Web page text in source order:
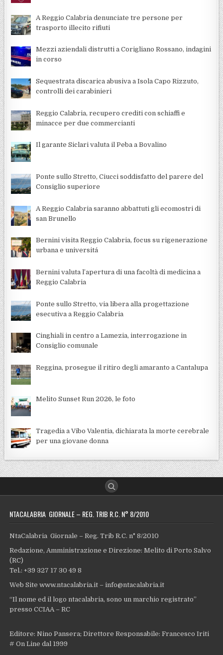
A Reggio Calabria denunciate tre persone per
trasporto illecito rifiuti
Mezzi aziendali distrutti a Corigliano Rossano, indagini
in corso
Sequestrata discarica abusiva a Isola Capo Rizzuto,
controlli dei carabinieri
Reggio Calabria, recupero crediti con schiaffi e
minacce per due commercianti
Il garante Siclari valuta il Peba a Bovalino
Ponte sullo Stretto, Ciucci soddisfatto del parere del
Consiglio superiore
A Reggio Calabria saranno abbattuti gli ecomostri di
san Brunello
Bernini visita Reggio Calabria, focus su rigenerazione
urbana e universitá
Bernini valuta l’apertura di una facoltà di medicina a
Reggio Calabria
Ponte sullo Stretto, via libera alla progettazione
esecutiva a Reggio Calabria
Cinghiali in centro a Lamezia, interrogazione in
Consiglio comunale
Reggina, prosegue il ritiro degli amaranto a Cantalupa
Melito Sunset Run 2026, le foto
Tragedia a Vibo Valentia, dichiarata la morte cerebrale
per una giovane donna
NTACALABRIA GIORNALE – REG. TRIB R.C. N° 8/2010
NtaCalabria Giornale – Reg. Trib R.C. n° 8/2010
Redazione, Amministrazione e Direzione: Melito di Porto Salvo
(RC)
Tel.: +39 327 17 30 49 8
Web Site www.ntacalabria.it – info@ntacalabria.it
“Il nome ed il logo ntacalabria, sono un marchio registrato”
presso CCIAA – RC
Editore: Nino Pansera; Direttore Responsabile: Francesco Iriti
# On Line dal 1999